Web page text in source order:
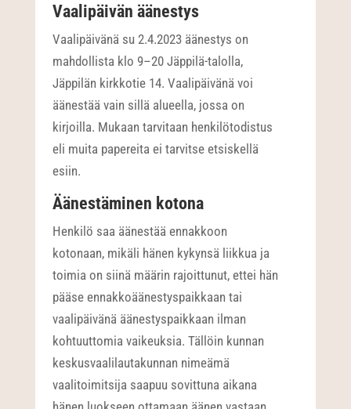
Vaalipäivän äänestys
Vaalipäivänä su 2.4.2023 äänestys on
mahdollista klo 9–20 Jäppilä-talolla,
Jäppilän kirkkotie 14. Vaalipäivänä voi
äänestää vain sillä alueella, jossa on
kirjoilla. Mukaan tarvitaan henkilötodistus
eli muita papereita ei tarvitse etsiskellä
esiin.
Äänestäminen kotona
Henkilö saa äänestää ennakkoon
kotonaan, mikäli hänen kykynsä liikkua ja
toimia on siinä määrin rajoittunut, ettei hän
pääse ennakkoäänestyspaikkaan tai
vaalipäivänä äänestyspaikkaan ilman
kohtuuttomia vaikeuksia. Tällöin kunnan
keskusvaalilautakunnan nimeämä
vaalitoimitsija saapuu sovittuna aikana